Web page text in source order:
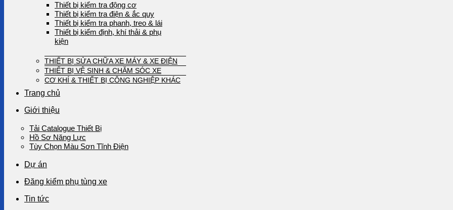
Thiết bị kiểm tra động cơ
Thiết bị kiểm tra điện & ắc quy
Thiết bị kiểm tra phanh, treo & lái
Thiết bị kiểm định, khí thải & phụ
kiện
THIẾT BỊ SỬA CHỮA XE MÁY & XE ĐIỆN
THIẾT BỊ VỆ SINH & CHĂM SÓC XE
CƠ KHÍ & THIẾT BỊ CÔNG NGHIỆP KHÁC
Trang chủ
Giới thiệu
Tải Catalogue Thiết Bị
Hồ Sơ Năng Lực
Tùy Chọn Màu Sơn Tĩnh Điện
Dự án
Đăng kiểm phụ tùng xe
Tin tức